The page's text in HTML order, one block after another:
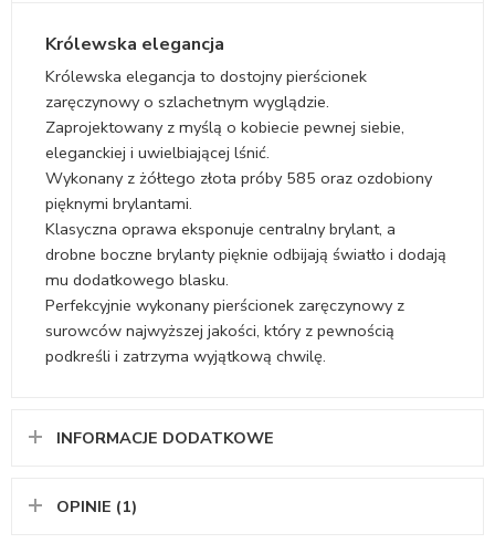
Królewska elegancja
Królewska elegancja to dostojny pierścionek
zaręczynowy o szlachetnym wyglądzie.
Zaprojektowany z myślą o kobiecie pewnej siebie,
eleganckiej i uwielbiającej lśnić.
Wykonany z żółtego złota próby 585 oraz ozdobiony
pięknymi brylantami.
Klasyczna oprawa eksponuje centralny brylant, a
drobne boczne brylanty pięknie odbijają światło i dodają
mu dodatkowego blasku.
Perfekcyjnie wykonany pierścionek zaręczynowy z
surowców najwyższej jakości, który z pewnością
podkreśli i zatrzyma wyjątkową chwilę.
INFORMACJE DODATKOWE
OPINIE (1)